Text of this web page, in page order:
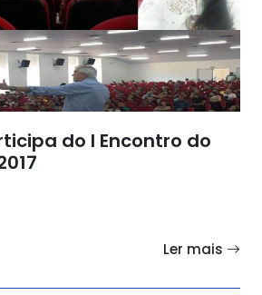
do I Encontro do
Ler mais